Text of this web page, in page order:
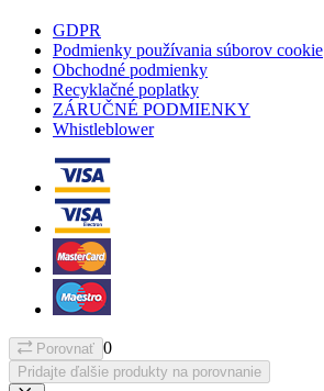
GDPR
Podmienky používania súborov cookie
Obchodné podmienky
Recyklačné poplatky
ZÁRUČNÉ PODMIENKY
Whistleblower
Porovnať 0
Pridajte ďalšie produkty na porovnanie